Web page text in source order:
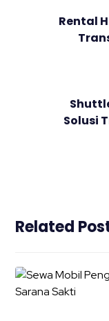
Rental
Solusi
Related